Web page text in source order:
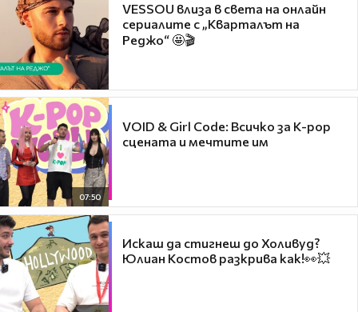
VESSOU влиза в света на онлайн
сериалите с „Кварталът на
Реджо“ 🤩🎬
07:50
VOID & Girl Code: Всичко за K-pop
сцената и мечтите им
Искаш да стигнеш до Холивуд?
Юлиан Костов разкрива как!👀💥